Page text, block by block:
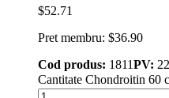
$52.71
Pret membru: $36.90
Cod produs: 1811PV:
Cantitate Chondroitin 60